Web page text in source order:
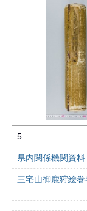
5
県内関係機関資料
三宅山御鹿狩絵巻